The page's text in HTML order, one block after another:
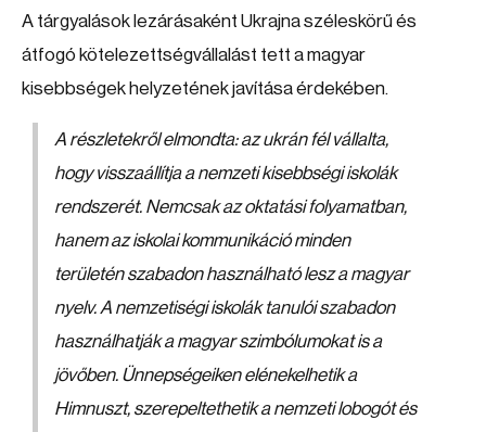
A tárgyalások lezárásaként Ukrajna széleskörű és
átfogó kötelezettségvállalást tett a magyar
kisebbségek helyzetének javítása érdekében.
A részletekről elmondta: az ukrán fél vállalta,
hogy visszaállítja a nemzeti kisebbségi iskolák
rendszerét. Nemcsak az oktatási folyamatban,
hanem az iskolai kommunikáció minden
területén szabadon használható lesz a magyar
nyelv. A nemzetiségi iskolák tanulói szabadon
használhatják a magyar szimbólumokat is a
jövőben. Ünnepségeiken elénekelhetik a
Himnuszt, szerepeltethetik a nemzeti lobogót és